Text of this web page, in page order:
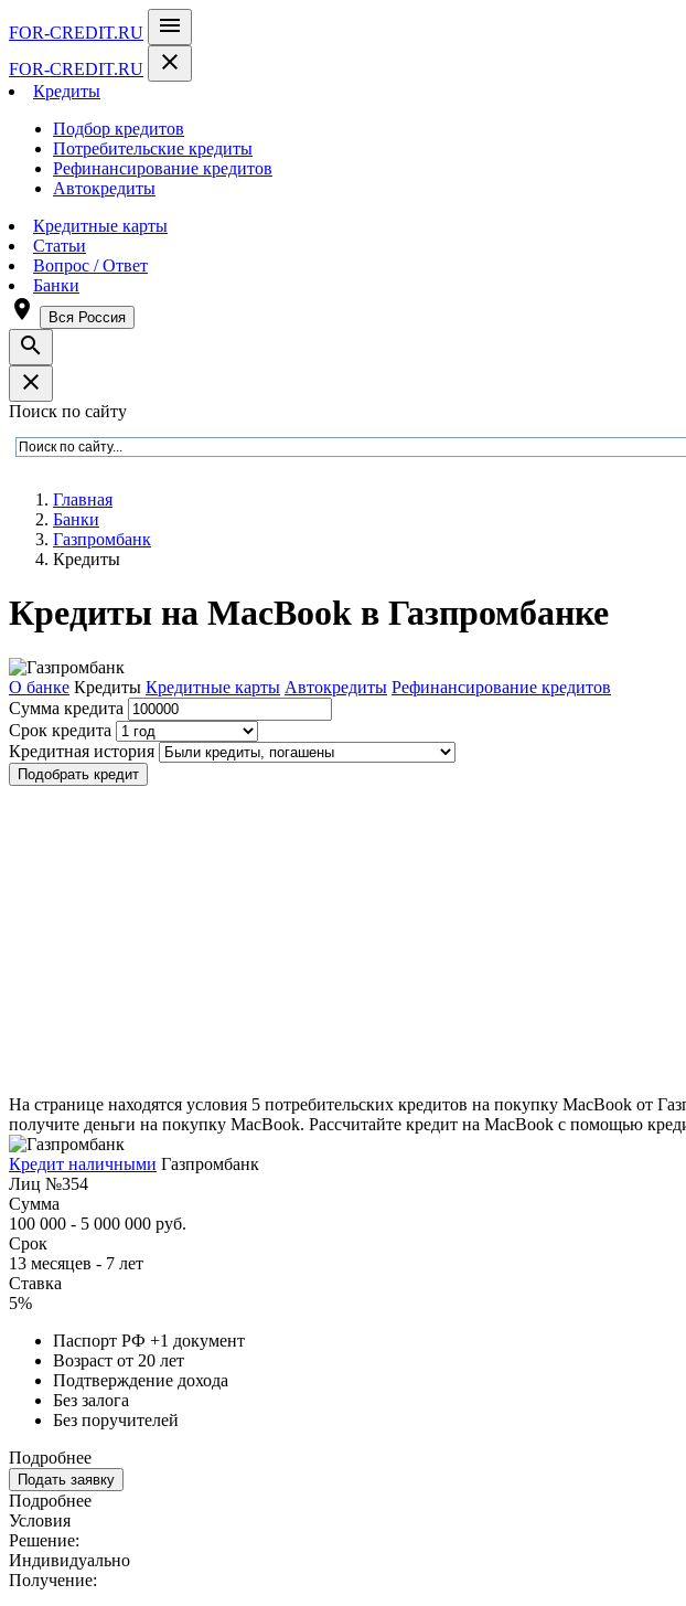
FOR-CREDIT.RU menu
FOR-CREDIT.RU close
Кредиты
Подбор кредитов
Потребительские кредиты
Рефинансирование кредитов
Автокредиты
Кредитные карты
Статьи
Вопрос / Ответ
Банки
room Вся Россия
search
close
Поиск по сайту
Главная
Банки
Газпромбанк
Кредиты
Кредиты на MacBook в Газпромбанке
О банке Кредиты Кредитные карты Автокредиты Рефинансирование кредитов
Сумма кредита
Срок кредита
Кредитная история
Подобрать кредит
На странице находятся условия 5 потребительских кредитов на покупку MacBook от
получите деньги на покупку MacBook. Рассчитайте кредит на MacBook с помощью
Кредит наличными Газпромбанк
Лиц №354
Сумма
100 000 - 5 000 000 руб.
Срок
13 месяцев - 7 лет
Ставка
5%
Паспорт РФ +1 документ
Возраст от 20 лет
Подтверждение дохода
Без залога
Без поручителей
Подробнее
Подать заявку
Подробнее
Условия
Решение:
Индивидуально
Получение: